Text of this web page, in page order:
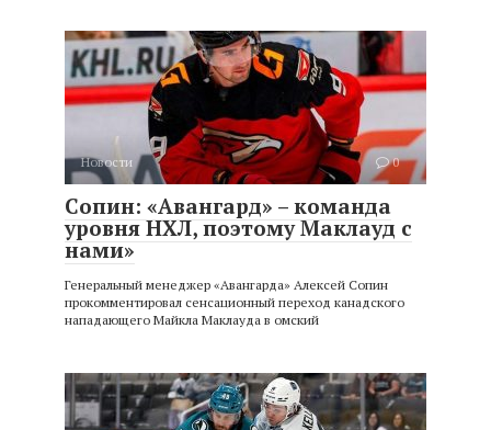
Новости 0
Сопин: «Авангард» – команда
уровня НХЛ, поэтому Маклауд с
нами»
Генеральный менеджер «Авангарда» Алексей Сопин
прокомментировал сенсационный переход канадского
нападающего Майкла Маклауда в омский